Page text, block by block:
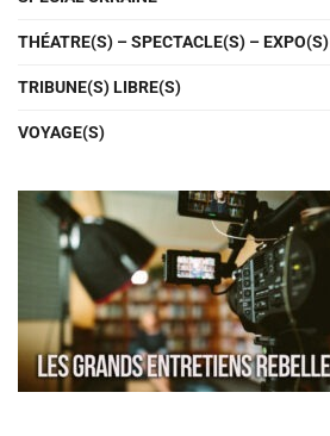
THÉATRE(S) – SPECTACLE(S) – EXPO(S)
TRIBUNE(S) LIBRE(S)
VOYAGE(S)